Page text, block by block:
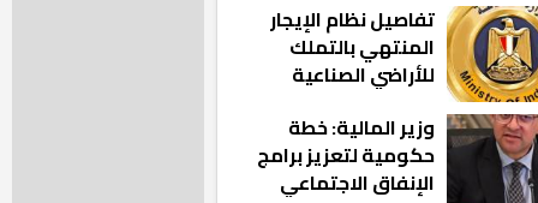
تفاصيل نظام الإيجار
المنتهي بالتملك
للأراضي الصناعية
وزير المالية: خطة
حكومية لتعزيز برامج
الإنفاق الاجتماعي